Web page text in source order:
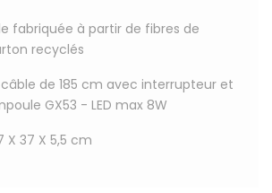
fabriquée à partir de fibres de
recyclés
de 185 cm avec interrupteur et
GX53 - LED max 8W
X 37 X 5,5 cm